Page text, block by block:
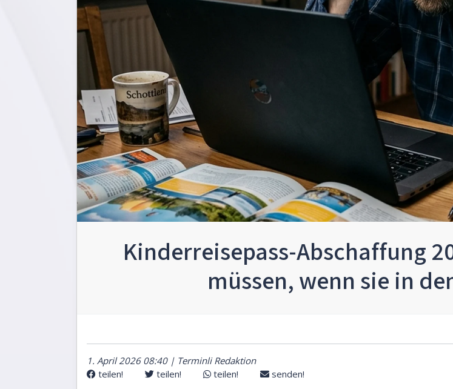
Kinderreisepass-Abschaffung
müssen, wenn sie in
1. April 2026 08:40 | Terminli Redaktion
teilen!
teilen! teilen! senden!